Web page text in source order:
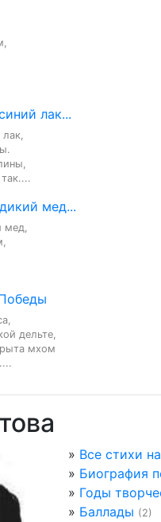
лак...
лак,
мед...
мед,
дельте,
мхом
» Все стихи
» Биография
» Годы
» Баллады (2)